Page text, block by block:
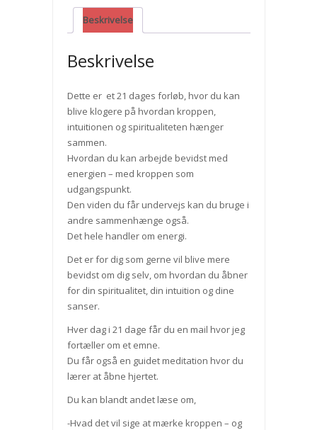
Beskrivelse
Beskrivelse
Dette er et 21 dages forløb, hvor du kan
blive klogere på hvordan kroppen,
intuitionen og spiritualiteten hænger
sammen.
Hvordan du kan arbejde bevidst med
energien – med kroppen som
udgangspunkt.
Den viden du får undervejs kan du bruge i
andre sammenhænge også.
Det hele handler om energi.
Det er for dig som gerne vil blive mere
bevidst om dig selv, om hvordan du åbner
for din spiritualitet, din intuition og dine
sanser.
Hver dag i 21 dage får du en mail hvor jeg
fortæller om et emne.
Du får også en guidet meditation hvor du
lærer at åbne hjertet.
Du kan blandt andet læse om,
-Hvad det vil sige at mærke kroppen – og